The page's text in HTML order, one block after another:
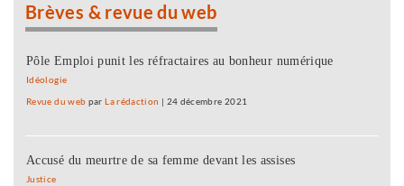
Brèves & revue du web
Pôle Emploi punit les réfractaires au bonheur numérique
Idéologie
Revue du web par La rédaction 24 décembre 2021
Accusé du meurtre de sa femme devant les assises
Justice